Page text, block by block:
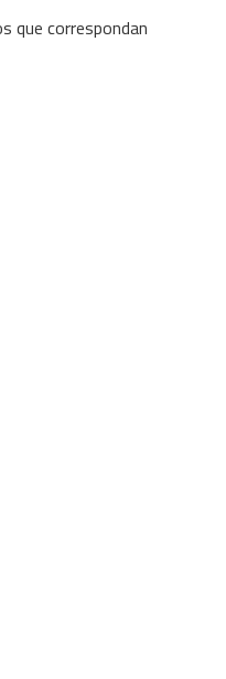
que correspondan